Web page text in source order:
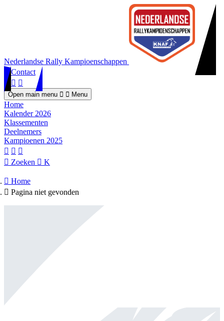
Nederlandse Rally Kampioenschappen
Contact
Open main menu Menu
Home
Kalender 2026
Klassementen
Deelnemers
Kampioenen 2025
Zoeken K
Home
Pagina niet gevonden